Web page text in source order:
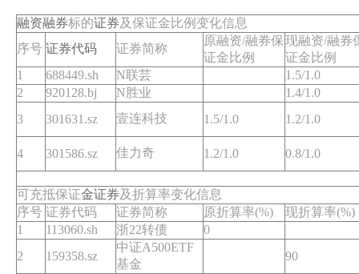
融资融券标的证券及保证金比例变化信息
序号 证券代码 证券简称
原融资/融券保
证金比例
现融资/融券
证金比例
1
688449.sh N联芸
1.5/1.0
2
920128.bj N胜业
1.4/1.0
3
301631.sz 壹连科技 1.5/1.0 1.2/1.0
4 301586.sz 佳力奇 1.2/1.0 0.8/1.0
可充抵保证金证券及折算率变化信息
序号 证券代码 证券简称 原折算率(%)
现折算率(%)
1
113060.sh 浙22转债
0
2
159358.sz
中证A500ETF
基金
90